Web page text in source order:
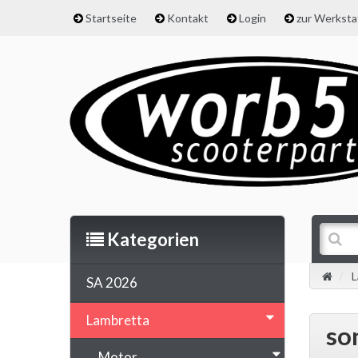
Startseite Kontakt Login zur
Kategorien
SA 2026
Lambretta